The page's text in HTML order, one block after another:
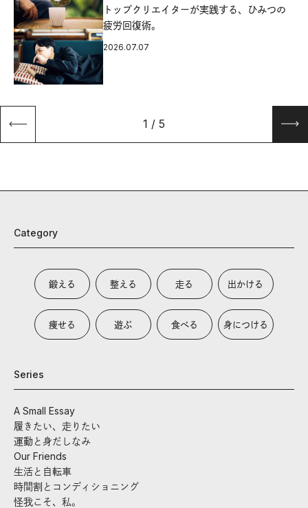
トップクリエイターが実践する、ひみつの
疲労回復術。
2026.07.07
1 / 5
Category
鍛える 整える 走る 出かける
痩せる 遊ぶ 食べる 身につける
Series
A Small Essay
履きたい、走りたい
運動と身だしなみ
Our Friends
生活と自転車
時間割とコンディショニング
怪我こそ、私。